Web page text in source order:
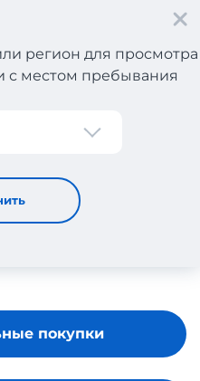
регион для просмотра
с местом пребывания
покупки